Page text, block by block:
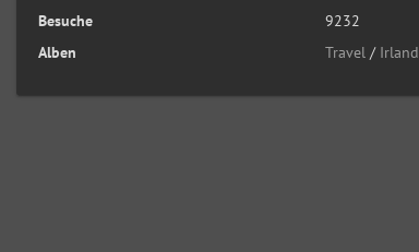
Besuche
9232
Alben
Travel / Irland